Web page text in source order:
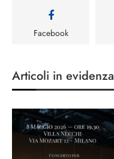
Facebook
Articoli in evidenza